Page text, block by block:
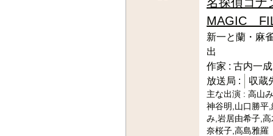
MAGIC
新一と蘭・麻
出
作家 : 古内一成
放送局 :
収蔵
主な出演 : 高山
神谷明,山口勝平
み,岩居由希子,
奈桜子,高島雅羅